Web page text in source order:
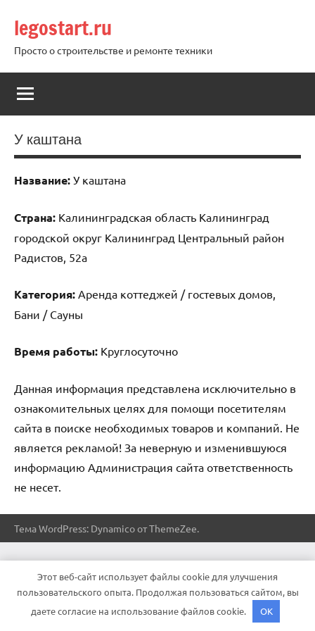
содержимому
legostart.ru
Просто о строительстве и ремонте техники
У каштана
Название: У каштана
Страна: Калининградская область Калининград
городской округ Калининград Центральный район
Радистов, 52а
Категория: Аренда коттеджей / гостевых домов,
Бани / Сауны
Время работы: Круглосуточно
Данная информация представлена исключительно в
ознакомительных целях для помощи посетителям
сайта в поиске необходимых товаров и компаний. Не
является рекламой! За неверную и изменившуюся
информацию Администрация сайта ответственность
не несет.
Тема WordPress: Dynamico от ThemeZee.
Этот веб-сайт использует файлы cookie для улучшения
пользовательского опыта. Продолжая пользоваться сайтом, вы
даете согласие на использование файлов cookie.
OK